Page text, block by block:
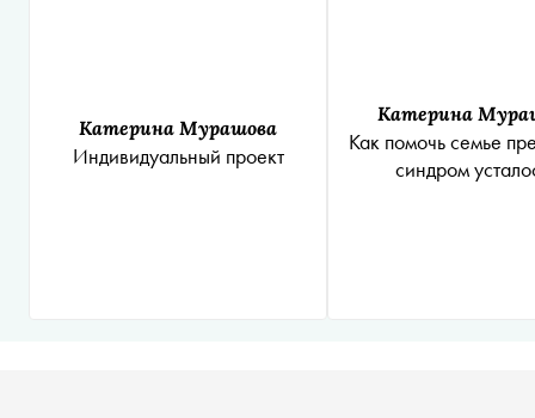
Катерина Мурашова
Индивидуальный проект
Катерина
Как помочь семье
синдром